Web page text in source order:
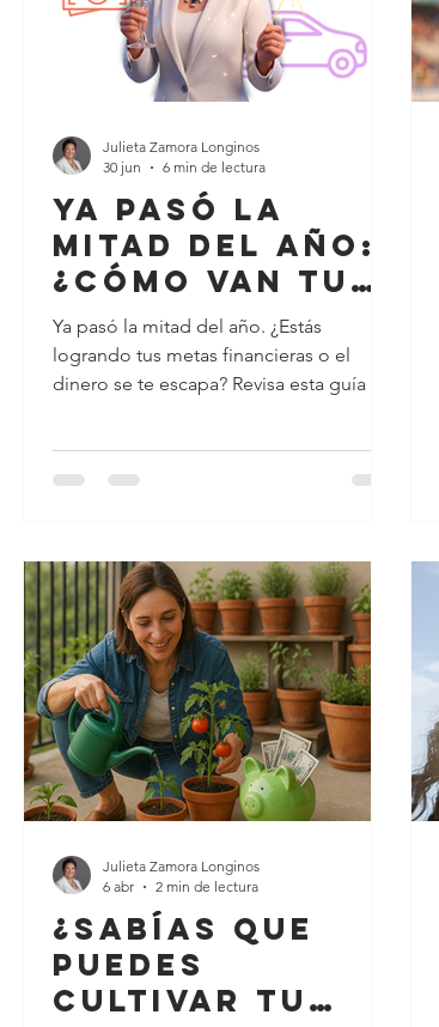
Ya pasó la
mitad del año:
¿Cómo van tus
metas
financieras?
Ya pasó la mitad del año. ¿Estás
logrando tus metas financieras o el
dinero se te escapa? Revisa esta guía y
acuerdas de la noche del 31 de
llena de buenas intenciones: "Este año
sí ahorro", "Ahora sí voy a invertir", "Voy
a armar mi fondo de emergencia". El
tiempo vuela tan rápido que, casi sin
darnos cuenta, el calendario ya nos m
Julieta Zamora Longinos
30 jun
6 min de lectura
¿Sabías que
puedes
cultivar tu
Julieta Zamora Longinos
6 abr
2 min de lectura